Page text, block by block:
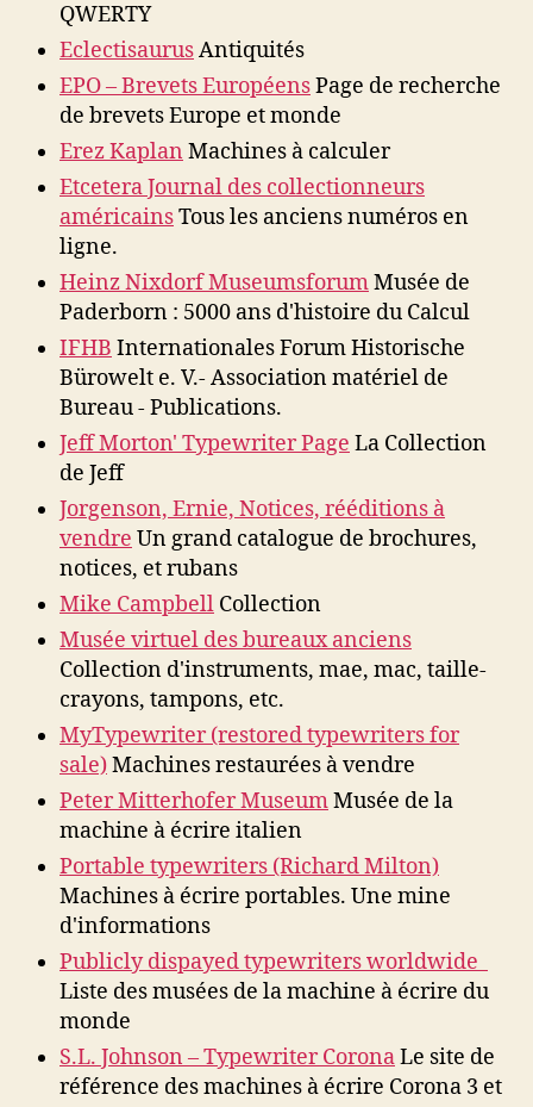
QWERTY
EclectisaurusAntiquités
EPO – Brevets EuropéensPage de recherche
de brevets Europe et monde
Erez Kaplan Machines à calculer
Etcetera Journal des collectionneurs
américainsTous les anciens numéros en
ligne.
Heinz Nixdorf MuseumsforumMusée de
Paderborn : 5000 ans d'histoire du Calcul
IFHB Internationales Forum Historische
Bürowelt e. V.- Association matériel de
Bureau - Publications.
Jeff Morton' Typewriter Page La Collection
de Jeff
Jorgenson, Ernie, Notices, rééditions à
vendre Un grand catalogue de brochures,
notices, et rubans
Mike Campbell Collection
Musée virtuel des bureaux anciens
Collection d'instruments, mae, mac, taille-
crayons, tampons, etc.
MyTypewriter (restored typewriters for
sale)Machines restaurées à vendre
Peter Mitterhofer MuseumMusée de la
machine à écrire italien
Portable typewriters (Richard Milton)
Machines à écrire portables. Une mine
d'informations
Publicly dispayed typewriters worldwide
Liste des musées de la machine à écrire du
monde
S.L. Johnson – Typewriter CoronaLe site de
référence des machines à écrire Corona 3 et